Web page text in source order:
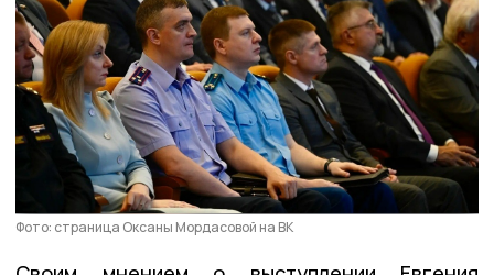
Фото: страница Оксаны Мордасовой на ВК